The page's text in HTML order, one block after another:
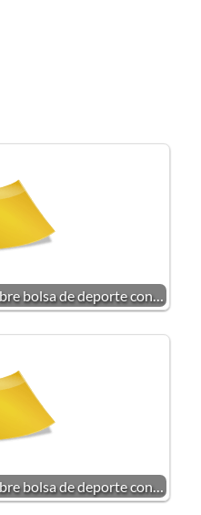
bolsa de deporte con…
bolsa de deporte con…